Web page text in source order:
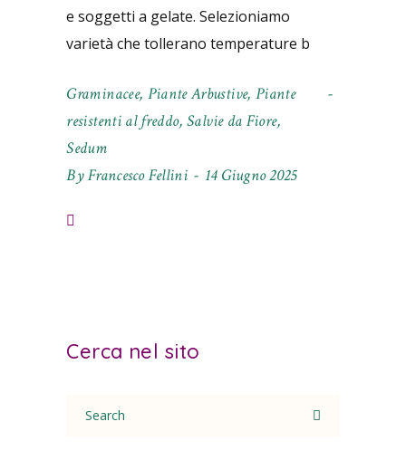
e soggetti a gelate. Selezioniamo
varietà che tollerano temperature b
Graminacee, Piante Arbustive, Piante
resistenti al freddo,Salvie da Fiore,
Sedum
ByFrancesco Fellini 14 Giugno 2025
Cerca nel sito
for: